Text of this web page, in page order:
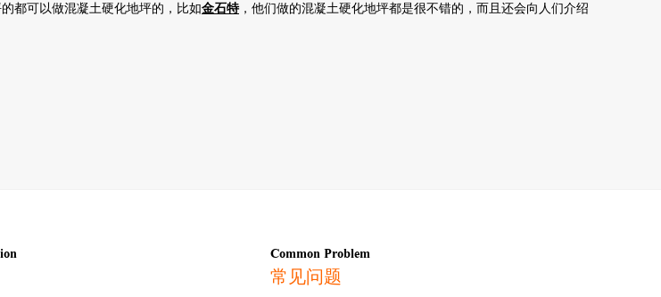
都可以做混凝土硬化地坪的，比如金石特，他们做的混凝土硬化地坪都是很不错的，而且还会向人们介绍
Common Problem
常见问题